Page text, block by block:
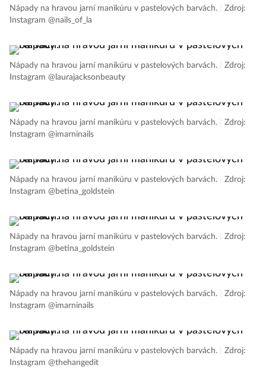
Nápady na hravou jarní manikúru v pastelových barvách.
Zdroj:
Instagram @nails_of_la
Nápady na hravou jarní manikúru v pastelových barvách.
Zdroj:
Instagram @laurajacksonbeauty
Nápady na hravou jarní manikúru v pastelových barvách.
Zdroj:
Instagram @imarninails
Nápady na hravou jarní manikúru v pastelových barvách.
Zdroj:
Instagram @betina_goldstein
Nápady na hravou jarní manikúru v pastelových barvách.
Zdroj:
Instagram @betina_goldstein
Nápady na hravou jarní manikúru v pastelových barvách.
Zdroj:
Instagram @imarninails
Nápady na hravou jarní manikúru v pastelových barvách.
Zdroj:
Instagram @thehangedit